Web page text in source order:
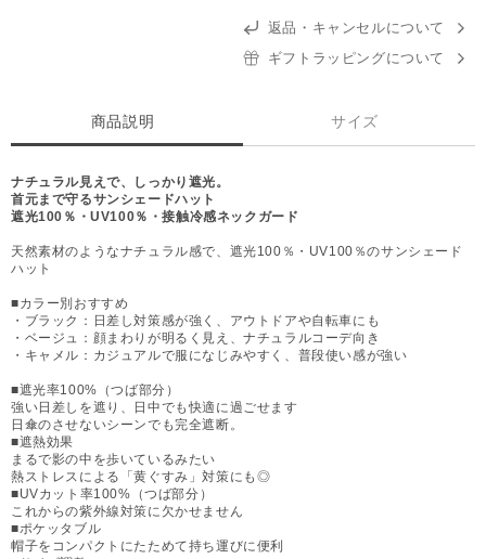
返品・キャンセルについて
ギフトラッピングについて
商品説明 サイズ
ナチュラル見えで、しっかり遮光。
首元まで守るサンシェードハット
遮光100％・UV100％・接触冷感ネックガード
天然素材のようなナチュラル感で、遮光100％・UV100％のサンシェード
ハット
■カラー別おすすめ
・ブラック：日差し対策感が強く、アウトドアや自転車にも
・ベージュ：顔まわりが明るく見え、ナチュラルコーデ向き
・キャメル：カジュアルで服になじみやすく、普段使い感が強い
■遮光率100%（つば部分）
強い日差しを遮り、日中でも快適に過ごせます
日傘のさせないシーンでも完全遮断。
■遮熱効果
まるで影の中を歩いているみたい
熱ストレスによる「黄ぐすみ」対策にも◎
■UVカット率100%（つば部分）
これからの紫外線対策に欠かせません
■ポケッタブル
帽子をコンパクトにたためて持ち運びに便利